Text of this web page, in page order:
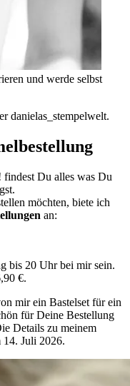
und werde selbst
danielas_stempelwelt.
findest Du alles was Du
möchten, biete ich
an:
bis 20 Uhr bei mir sein.
€.
mir ein Bastelset für ein
für Deine Bestellung
Details zu meinem
Juli 2026.